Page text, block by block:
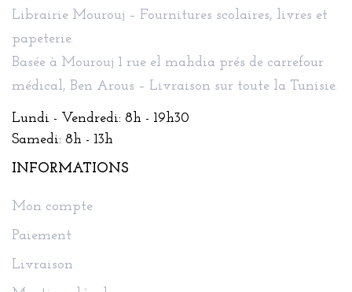
Librairie Mourouj – Fournitures scolaires, livres et
papeterie.
Basée à Mourouj 1 rue el mahdia prés de carrefour
médical, Ben Arous – Livraison sur toute la Tunisie.
Lundi - Vendredi: 8h - 19h30
Samedi: 8h - 13h
INFORMATIONS
Mon compte
Paiement
Livraison